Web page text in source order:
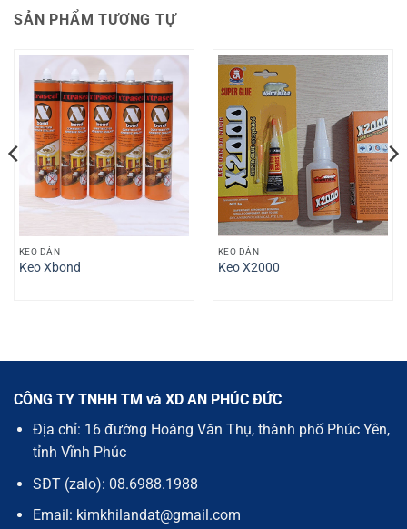
SẢN PHẨM TƯƠNG TỰ
KEO DÁN
Keo Xbond
KEO DÁN
Keo X2000
CÔNG TY TNHH TM và XD AN PHÚC ĐỨC
Địa chỉ: 16 đường Hoàng Văn Thụ, thành phố Phúc Yên,
tỉnh Vĩnh Phúc
SĐT (zalo): 08.6988.1988
Email: kimkhilandat@gmail.com